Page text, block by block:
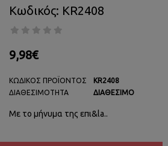
Κωδικός: KR2408
9,98€
ΚΩΔΙΚΌΣ ΠΡΟΪΌΝΤΟΣ
ΔΙΑΘΕΣΙΜΌΤΗΤΑ
KR2408
ΔΙΑΘΈΣΙΜΟ
Με το μήνυμα της επι&la..